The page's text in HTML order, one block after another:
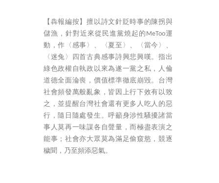
【犇報編按】擅以詩文針貶時事的陳拐與
儲漁，針對近來從民進黨燒起的MeToo運
動，作〈感事〉、〈夏至〉、〈當今〉、
〈迷兔〉四首古典感事詩興悲興嘆。指出
綠色政權自執政以來為遂一黨之私，人倫
道德全面淪喪，價值標準徹底崩毀。台灣
社會頻發萬般亂象，皆因上行下效有以致
之，並提醒台灣社會還有更多人吃人的惡
行，隨日隨處發生。呼籲身涉性騷擾諸當
事人莫再一味謀各自聲量，而極盡表演之
能事；社會亦大眾莫為滿足偷窺慾，競逐
穢聞，乃至頻添惡氣。